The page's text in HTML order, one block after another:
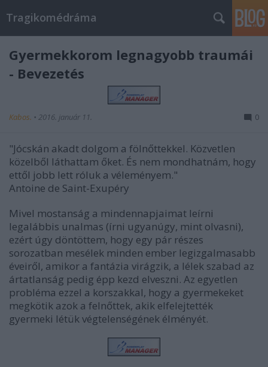
Tragikomédráma
Gyermekkorom legnagyobb traumái
- Bevezetés
Kabos. • 2016. január 11. 0
"Jócskán akadt dolgom a fölnőttekkel. Közvetlen
közelből láthattam őket. És nem mondhatnám, hogy
ettől jobb lett róluk a véleményem."
Antoine de Saint-Exupéry
Mivel mostanság a mindennapjaimat leírni
legalábbis unalmas (írni ugyanúgy, mint olvasni),
ezért úgy döntöttem, hogy egy pár részes
sorozatban mesélek minden ember legizgalmasabb
éveiről, amikor a fantázia virágzik, a lélek szabad az
ártatlanság pedig épp kezd elveszni. Az egyetlen
probléma ezzel a korszakkal, hogy a gyermekeket
megkötik azok a felnőttek, akik elfelejtették
gyermeki létük végtelenségének élményét.